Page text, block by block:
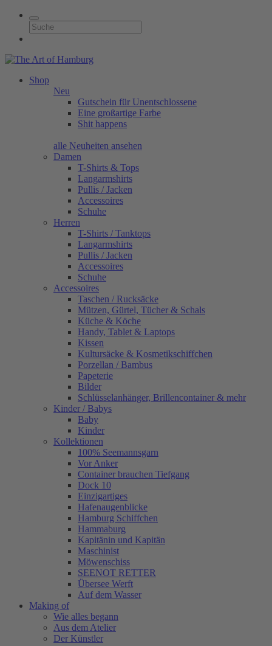
Shop
Neu
Gutschein für Unentschlossene
Eine großartige Farbe
Shit happens
alle Neuheiten ansehen
Damen
T-Shirts & Tops
Langarmshirts
Pullis / Jacken
Accessoires
Schuhe
Herren
T-Shirts / Tanktops
Langarmshirts
Pullis / Jacken
Accessoires
Schuhe
Accessoires
Taschen / Rucksäcke
Mützen, Gürtel, Tücher & Schals
Küche & Köche
Handy, Tablet & Laptops
Kissen
Kultursäcke & Kosmetikschiffchen
Porzellan / Bambus
Papeterie
Bilder
Schlüsselanhänger, Brillencontainer & mehr
Kinder / Babys
Baby
Kinder
Kollektionen
100% Seemannsgarn
Vor Anker
Container brauchen Tiefgang
Dock 10
Einzigartiges
Hafenaugen­blicke
Hamburg Schiffchen
Hammaburg
Kapitänin und Kapitän
Maschinist
Möwenschiss
SEENOT RETTER
Übersee Werft
Auf dem Wasser
Making of
Wie alles begann
Aus dem Atelier
Der Künstler